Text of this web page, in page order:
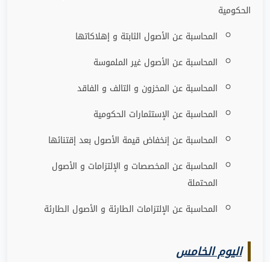
الحكومية
المحاسبة عن الأصول الثابتة و إهلاكاتها
المحاسبة عن الأصول غير الملموسة
المحاسبة عن المخزون و التالف و الفاقد
المحاسبة عن الإستثمارات الحكومية
المحاسبة عن إنخفاض قيمة الأصول بعد إقتنائها
المحاسبة عن المخصصات و الإلتزامات و الأصول
المحتملة
المحاسبة عن الإلتزامات الطارئة و الأصول الطارئة
اليوم الخامس